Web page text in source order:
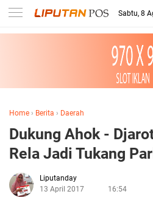
Sabtu, 8
Home › Berita › Daerah
Dukung Ahok -
Rela Jadi Tukang
Liputanday
13 April 2017
16:54